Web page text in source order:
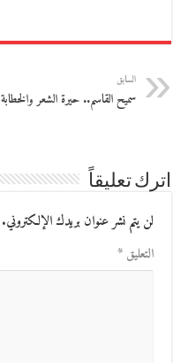
السابق
سميح القاسم.. حيرة الشعر والخطابة
اترك تعليقاً
لن يتم نشر عنوان بريدك الإلكتروني.
التعليق*